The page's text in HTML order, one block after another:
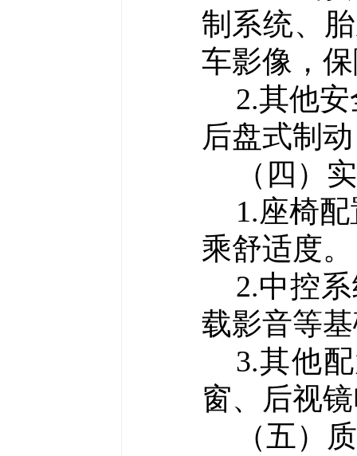
制系统、
车影像，
2.其他
后盘式制
（四）
1.座椅
乘舒适度。
2.中控
载影音等
3.其他
窗、后视
（五）